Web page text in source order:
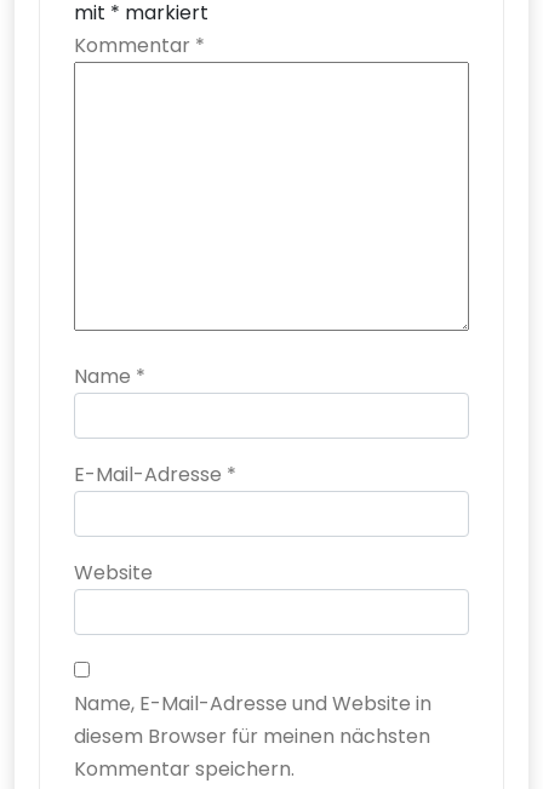
mit * markiert
Kommentar *
Name *
E-Mail-Adresse *
Website
Name, E-Mail-Adresse und Website in
diesem Browser für meinen nächsten
Kommentar speichern.